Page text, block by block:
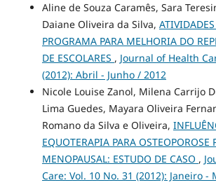
Aline de Souza Caramês, Sara
Daiane Oliveira da Silva,
PROGRAMA PARA MELHORIA DO
DE ESCOLARES , Journal of Health
(2012): Abril - Junho / 2012
Nicole Louise Zanol, Milena Carrijo
Lima Guedes, Mayara Oliveira
Romano da Silva e Oliveira,
EQUOTERAPIA PARA OSTEOPOROSE
MENOPAUSAL: ESTUDO DE CASO ,
Care: Vol. 10 No. 31 (2012): Janeiro -